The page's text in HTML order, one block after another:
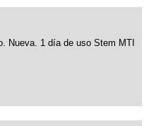
Nueva. 1 día de uso Stem MTI